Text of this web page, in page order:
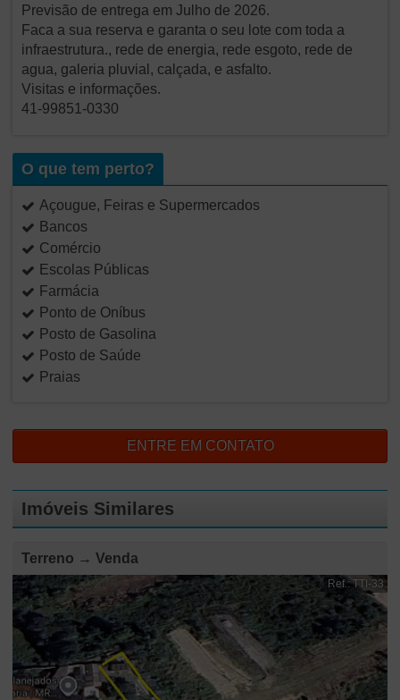
Previsão de entrega em Julho de 2026.
Faca a sua reserva e garanta o seu lote com toda a
infraestrutura., rede de energia, rede esgoto, rede de
agua, galeria pluvial, calçada, e asfalto.
Visitas e informações.
41-99851-0330
O que tem perto?
Açougue, Feiras e Supermercados
Bancos
Comércio
Escolas Públicas
Farmácia
Ponto de Oníbus
Posto de Gasolina
Posto de Saúde
Praias
ENTRE EM CONTATO
Imóveis Similares
Terreno → Venda
Ref.: TTI-33